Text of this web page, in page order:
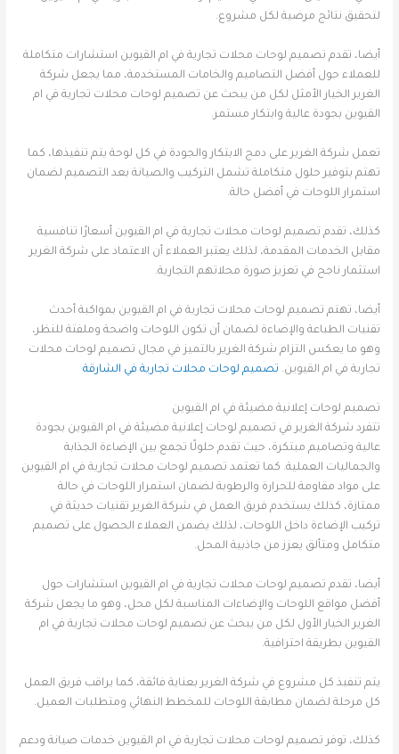
لتحقيق نتائج مرضية لكل مشروع.
أيضا، تقدم تصميم لوحات محلات تجارية في ام القيوين استشارات متكاملة
للعملاء حول أفضل التصاميم والخامات المستخدمة، مما يجعل شركة
الغرير الخيار الأمثل لكل من يبحث عن تصميم لوحات محلات تجارية في ام
القيوين بجودة عالية وابتكار مستمر.
تعمل شركة الغرير على دمج الابتكار والجودة في كل لوحة يتم تنفيذها، كما
تهتم بتوفير حلول متكاملة تشمل التركيب والصيانة بعد التصميم لضمان
استمرار اللوحات في أفضل حالة.
كذلك، تقدم تصميم لوحات محلات تجارية في ام القيوين أسعارًا تنافسية
مقابل الخدمات المقدمة، لذلك يعتبر العملاء أن الاعتماد على شركة الغرير
استثمار ناجح في تعزيز صورة محلاتهم التجارية.
أيضا، تهتم تصميم لوحات محلات تجارية في ام القيوين بمواكبة أحدث
تقنيات الطباعة والإضاءة لضمان أن تكون اللوحات واضحة وملفتة للنظر،
وهو ما يعكس التزام شركة الغرير بالتميز في مجال تصميم لوحات محلات
تجارية في ام القيوين. تصميم لوحات محلات تجارية في الشارقة
تصميم لوحات إعلانية مضيئة في ام القيوين
تتفرد شركة الغرير في تصميم لوحات إعلانية مضيئة في ام القيوين بجودة
عالية وتصاميم مبتكرة، حيث تقدم حلولًا تجمع بين الإضاءة الجذابة
والجماليات العملية. كما تعتمد تصميم لوحات محلات تجارية في ام القيوين
على مواد مقاومة للحرارة والرطوبة لضمان استمرار اللوحات في حالة
ممتازة، كذلك يستخدم فريق العمل في شركة الغرير تقنيات حديثة في
تركيب الإضاءة داخل اللوحات، لذلك يضمن العملاء الحصول على تصميم
متكامل ومتألق يعزز من جاذبية المحل.
أيضا، تقدم تصميم لوحات محلات تجارية في ام القيوين استشارات حول
أفضل مواقع اللوحات والإضاءات المناسبة لكل محل، وهو ما يجعل شركة
الغرير الخيار الأول لكل من يبحث عن تصميم لوحات محلات تجارية في ام
القيوين بطريقة احترافية.
يتم تنفيذ كل مشروع في شركة الغرير بعناية فائقة، كما يراقب فريق العمل
كل مرحلة لضمان مطابقة اللوحات للمخطط النهائي ومتطلبات العميل.
كذلك، توفر تصميم لوحات محلات تجارية في ام القيوين خدمات صيانة ودعم